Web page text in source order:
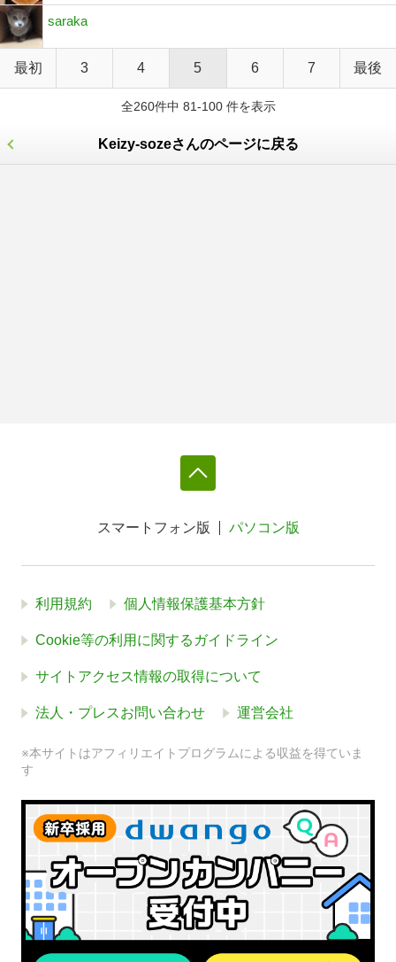
saraka
最初 3 4 5 6 7 最後
全260件中 81-100 件を表示
Keizy-sozeさんのページに戻る
スマートフォン版 パソコン版
利用規約 個人情報保護基本方針
Cookie等の利用に関するガイドライン
サイトアクセス情報の取得について
法人・プレスお問い合わせ 運営会社
※本サイトはアフィリエイトプログラムによる収益を得ていま
す